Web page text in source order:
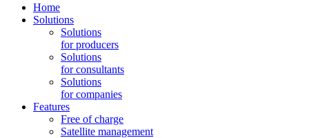
Home
Solutions
Solutions
for producers
Solutions
for consultants
Solutions
for companies
Features
Free of charge
Satellite management